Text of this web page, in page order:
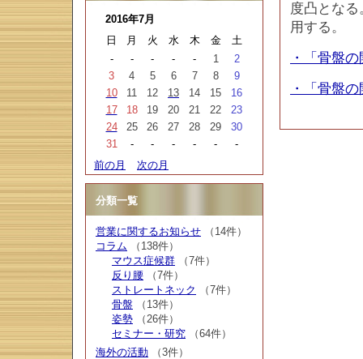
度凸とな
用する。
・「骨盤
・「骨盤
2016年7月
日
月 火 水 木 金
土
-
- - - - 1
2
3
4 5 6 7 8
9
10
11 12 13 14 15
16
17
18 19 20 21 22
23
24
25 26 27 28 29
30
31
- - - - -
-
前の月
次の月
分類一覧
営業に関するお知らせ （14件）
コラム （138件）
マウス症候群 （7件）
反り腰 （7件）
ストレートネック
（7件）
骨盤 （13件）
姿勢 （26件）
セミナー・研究 （64件）
海外の活動 （3件）